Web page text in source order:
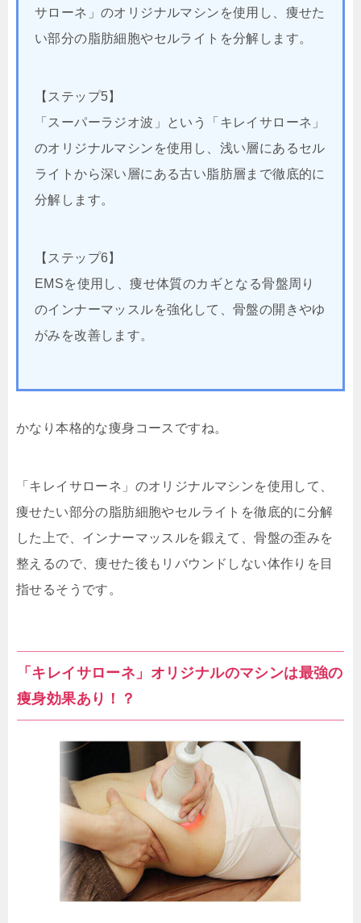
サローネ」のオリジナルマシンを使用し、痩せた
い部分の脂肪細胞やセルライトを分解します。
【ステップ5】
「スーパーラジオ波」という「キレイサローネ」
のオリジナルマシンを使用し、浅い層にあるセル
ライトから深い層にある古い脂肪層まで徹底的に
分解します。
【ステップ6】
EMSを使用し、痩せ体質のカギとなる骨盤周り
のインナーマッスルを強化して、骨盤の開きやゆ
がみを改善します。
かなり本格的な痩身コースですね。
「キレイサローネ」のオリジナルマシンを使用して、
痩せたい部分の脂肪細胞やセルライトを徹底的に分解
した上で、インナーマッスルを鍛えて、骨盤の歪みを
整えるので、痩せた後もリバウンドしない体作りを目
指せるそうです。
「キレイサローネ」オリジナルのマシンは最強の
痩身効果あり！？